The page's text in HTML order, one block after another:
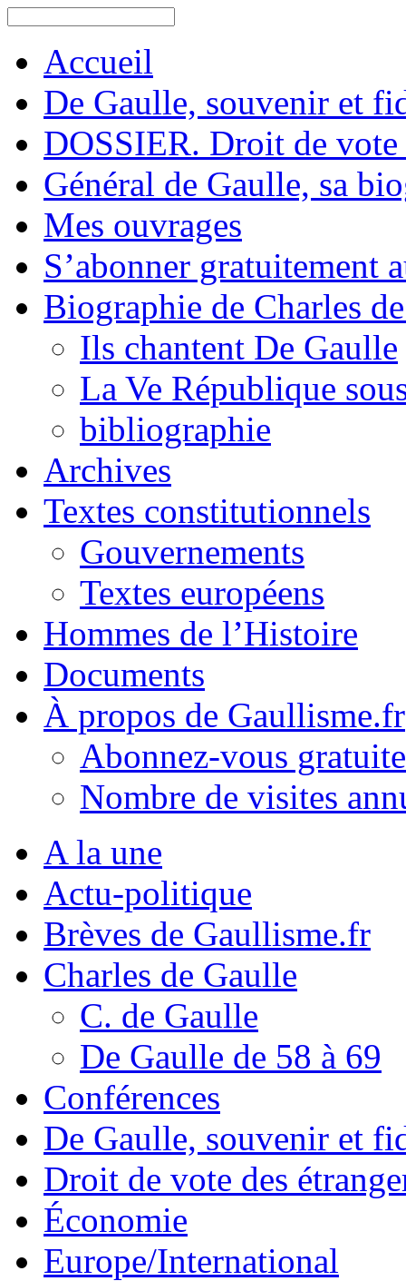
Accueil
De Gaulle, souvenir et
DOSSIER. Droit de vote
Général de Gaulle, sa
Mes ouvrages
S’abonner gratuitement
Biographie de Charles
Ils chantent De Gaulle
La Ve République
bibliographie
Archives
Textes constitutionnels
Gouvernements
Textes européens
Hommes de l’Histoire
Documents
À propos de Gaullisme.fr
Abonnez-vous
Nombre de visites
A la une
Actu-politique
Brèves de Gaullisme.fr
Charles de Gaulle
C. de Gaulle
De Gaulle de 58 à 69
Conférences
De Gaulle, souvenir et
Droit de vote des
Économie
Europe/International